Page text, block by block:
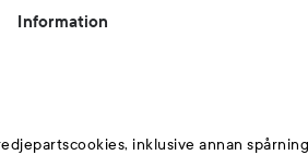
Information
inklusive annan
of the World